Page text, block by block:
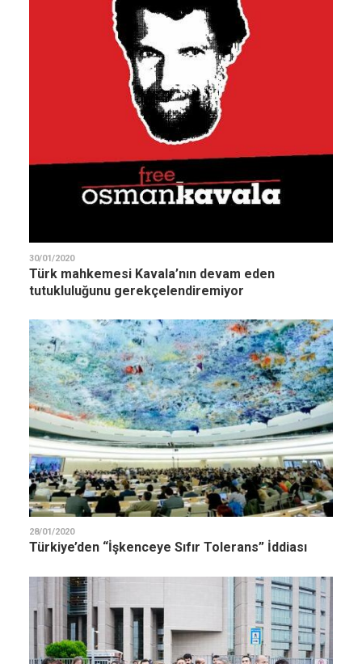
30/01/2020
Türk mahkemesi Kavala’nın devam eden
tutukluluğunu gerekçelendiremiyor
28/01/2020
Türkiye’den “İşkenceye Sıfır Tolerans” İddiası